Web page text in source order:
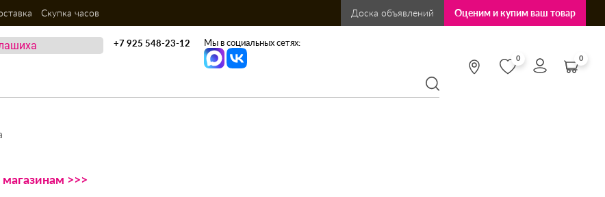
Скупка часов Доска объявлений Оценим и купим ваш товар
+7 925 548-23-12 Мы в социальных сетях:
0 0
>>>